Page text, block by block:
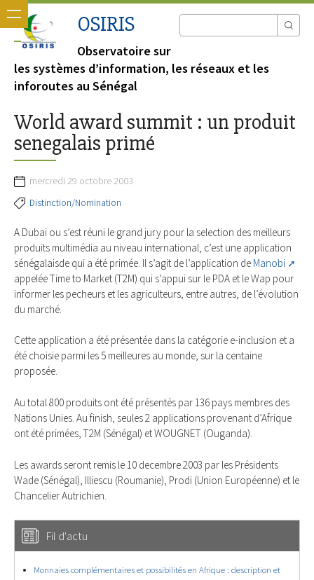
OSIRIS
Observatoire sur
les systèmes d’information, les réseaux et les
inforoutes au Sénégal
World award summit : un produit
senegalais primé
mercredi 29 octobre 2003
Distinction/Nomination
A Dubai ou s’est réuni le grand jury pour la selection des meilleurs
produits multimédia au niveau international, c’est une application
sénégalaisde qui a été primée. Il s’agit de l’application de Manobi
appelée Time to Market (T2M) qui s’appui sur le PDA et le Wap pour
informer les pecheurs et les agriculteurs, entre autres, de l’évolution
du marché.
Cette application a été présentée dans la catégorie e-inclusion et a
été choisie parmi les 5 meilleures au monde, sur la centaine
proposée.
Au total 800 produits ont été présentés par 136 pays membres des
Nations Unies. Au finish, seules 2 applications provenant d’Afrique
ont été primées, T2M (Sénégal) et WOUGNET (Ouganda).
Les awards seront remis le 10 decembre 2003 par les Présidents
Wade (Sénégal), Illiescu (Roumanie), Prodi (Union Européenne) et le
Chancelier Autrichien.
Fil d'actu
Monnaies complémentaires et possibilités en Afrique : description et